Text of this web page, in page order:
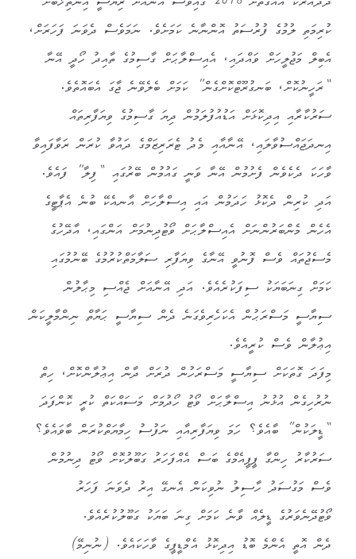
ކުރިމަތި ލުމުގެ ފުރުސަތު އޮންނާނެ ކަމަށެވެ. ނަމަވެސް ދެވަނަ ފަހަރަށް،
އެބިލް މަޖުލީހަށް ވައްދައި، އެއިސްލާޙަށް ގާސިމުގެ ތާއިދު ހޯދީ އޭނާ
“ރަހީނުކޮށް، ބަނގުރޫޓްކޮށްގެން” ކަމަށް ބެލެވޭނެ ޖާގަ އެބައޮތެވެ.
ސަރުކާރާއި އިދިކޮޅަށް އަޑުއުފުލަމުން ދިޔަ ގާސިމުގެ ވިޔަފާރިތައް
އިނދަޖައްސުވާލައި، އޭނާއާއި މެދު ޓެރަރިޒަމްގެ ދައުވާ ކުރަން ރަވާފައިވާ
ވާހަކަ ދެކެވެން ފެށުމުން އޭނާ ވަނީ ގައުމުން ބޭރުގައި “ފިލާ” ފައެވެ.
އަދި ކުރިން ދެކޮޅު ހަދަމުން އައި އިސްލާހަށް އާނއެކޭ ބުނެ އެޕާޓީގެ
އެހެން މެންބަރުންނަށް އެއިސްލާޙަށް ވޯޓުދިނުމަށް އަންގައި، އާދޭހުގެ
މެސެޖުތައް ވެސް ފޮނުވީ އޭނާގެ ވިޔަފާރި ސަލާމަތްކުރުމުގެ ބޭނުމުގައި
ކަމަށް ގިނަބަޔަކު ސިފަކުރެއެވެ. އަދި އޭނާއަށް ޖެއްސި މިޙާލުން
ސިޔާސީ މަސްރަޙުން އެކަހެރިވެގަނެ ދެން ސިޔާސީ ޙަޔާތް ނިންމާލީކަން
އިޢުލާން ވެސް ކުރީއެވެ.
މިފަދަ ގޮތަކަށް ސިޔާސީ މަސްރަހުން ދުރަށް ދާން އިޢުލާންކޮށް، ހިތް
ނުރުހިގެން އުޅުނު އިސްލާޙަށް ވޯޓު ހޯދުމަށް މަސައްކަތް ކުރީ ކޮންފަދަ
“ޑީލަކުން” ބާއެވެ؟ ހަމަ ވިޔަފާރިއާއި ނަފުސު ހިމާޔަތްކުރަން ބާވައެވެ؟
ސަރުކާރު ހިންގާ ޕީޕީއެމްގެ ބަސް އެއްފަހަރު ގަބޫލުކޮށް ވޯޓު ދިނުމުން
ވެސް މަގުސަދު ހާސިލު ނުވިކަން އެނގޭ އިރު ދެވަނަ ފަހަރު
ވޯޓުދޭނެވަރުގެ ޑީލެއް ވާނެ ކަމަށް ގިނަ ބަޔަކު ގަބޫލުކުރެއެވެ.
ދެން އޮތީ އެންމެ ބޮޑު އިދިކޮޅު އެމްޑީޕީގެ ވާހަކައެވެ. (ނުނިމޭ)